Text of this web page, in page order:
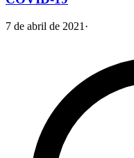
7 de abril de 2021 ·